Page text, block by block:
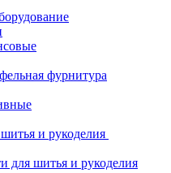
фурнитура
и рукоделия
для шитья и рукоделия